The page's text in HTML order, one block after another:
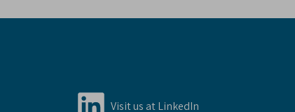
Visit us at LinkedIn